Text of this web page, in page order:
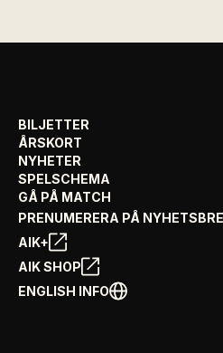
BILJETTER
ÅRSKORT
NYHETER
SPELSCHEMA
GÅ PÅ MATCH
PRENUMERERA PÅ
AIK+
AIK SHOP
ENGLISH INFO